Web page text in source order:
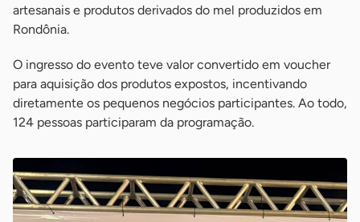
artesanais e produtos derivados do mel produzidos em
Rondônia.
O ingresso do evento teve valor convertido em voucher
para aquisição dos produtos expostos, incentivando
diretamente os pequenos negócios participantes. Ao todo,
124 pessoas participaram da programação.